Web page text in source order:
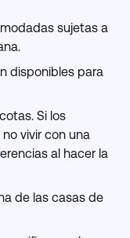
sujetas a
disponibles para
Si los
vivir con una
al hacer la
de las casas de